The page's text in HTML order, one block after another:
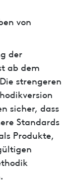
von
der
ab dem
strengeren
sicher, dass
Standards
Produkte,